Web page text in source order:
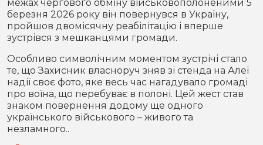
Підписатись на нас у Telegram
межах чергового обміну військовополоненими 5
березня 2026 року він повернувся в Україну,
пройшов двомісячну реабілітацію і вперше
зустрівся з мешканцями громади.
Особливо символічним моментом зустрічі стало
те, що Захисник власноруч зняв зі стенда на Алеї
надії своє фото, яке весь час нагадувало громаді
про воїна, що перебуває в полоні. Цей жест став
знаком повернення додому ще одного
українського військового – живого та
незламного..